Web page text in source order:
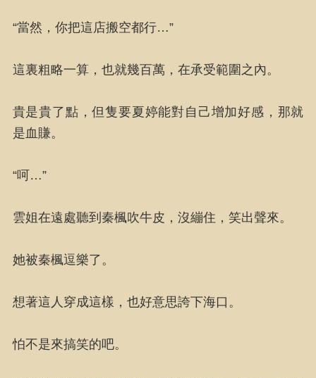
“當然，你把這店搬空都行…”
這裏粗略一算，也就幾百萬，在承受範圍之內。
貴是貴了點，但隻要夏婷能對自己增加好感，那就
是血賺。
“呵…”
雲姐在遠處聽到秦楓吹牛皮，沒繃住，笑出聲來。
她被秦楓逗樂了。
想著這人穿成這樣，也好意思誇下海口。
怕不是來搞笑的吧。